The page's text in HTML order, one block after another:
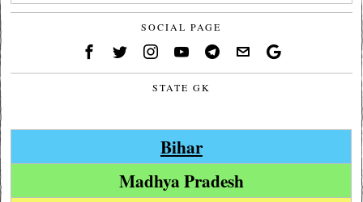
SOCIAL PAGE
STATE GK
Bihar
Madhya Pradesh